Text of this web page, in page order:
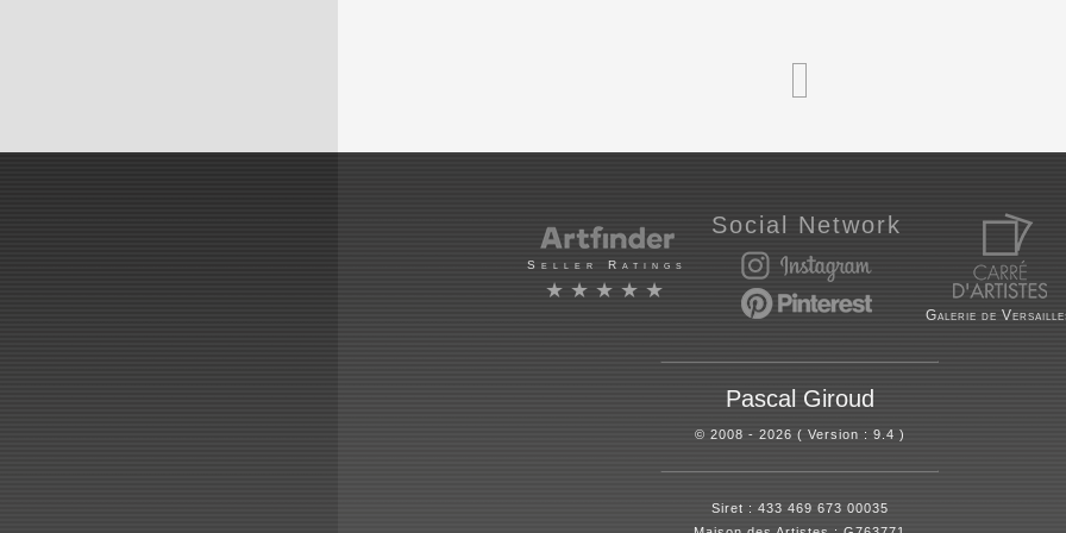
Seller Ratings
★★★★★
Social Network
Galerie de
Pascal Giroud
© 2008 - 2026 ( Version : 9.4 )
Siret : 433 469 673 00035